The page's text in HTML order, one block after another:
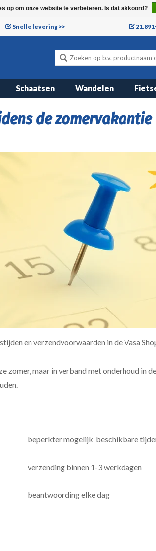
Snelle levering >>
Schaatsen Wandelen
de zomervakantie
en verzendvoorwaarden in de Vasa
zomer, maar in verband met onderhoud in
beperkter mogelijk, beschikbare
verzending binnen 1-3 werkdagen
beantwoording elke dag
op om onze website te verbeteren. Is dat akkoord?